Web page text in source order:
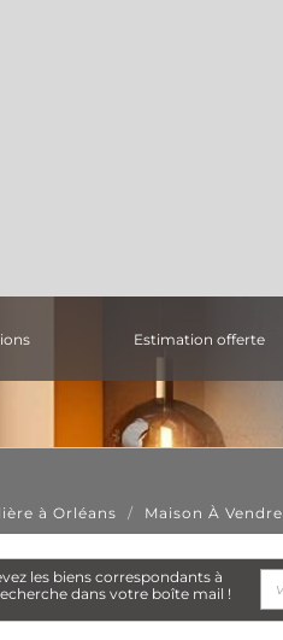
estimation offerte
à Orléans Maison À Vendre
dans votre boîte mail !